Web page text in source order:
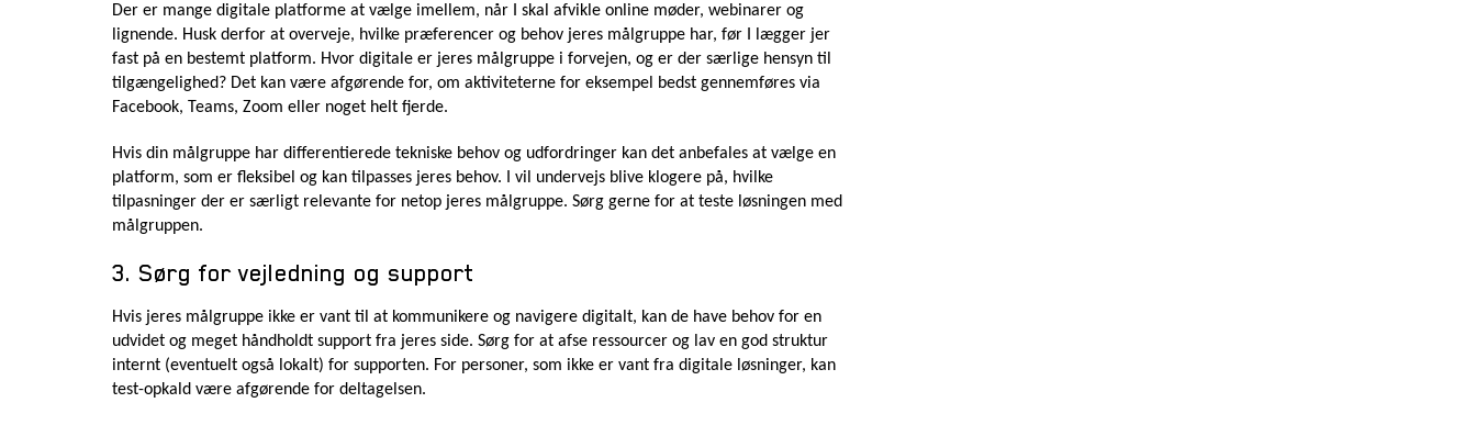
Der er mange digitale platforme at vælge imellem, når I skal afvikle online møder, webinarer og
lignende. Husk derfor at overveje, hvilke præferencer og behov jeres målgruppe har, før I lægger jer
fast på en bestemt platform. Hvor digitale er jeres målgruppe i forvejen, og er der særlige hensyn til
tilgængelighed? Det kan være afgørende for, om aktiviteterne for eksempel bedst gennemføres via
Facebook, Teams, Zoom eller noget helt fjerde.
Hvis din målgruppe har differentierede tekniske behov og udfordringer kan det anbefales at vælge en
platform, som er fleksibel og kan tilpasses jeres behov. I vil undervejs blive klogere på, hvilke
tilpasninger der er særligt relevante for netop jeres målgruppe. Sørg gerne for at teste løsningen med
målgruppen.
3. Sørg for vejledning og support
Hvis jeres målgruppe ikke er vant til at kommunikere og navigere digitalt, kan de have behov for en
udvidet og meget håndholdt support fra jeres side. Sørg for at afse ressourcer og lav en god struktur
internt (eventuelt også lokalt) for supporten. For personer, som ikke er vant fra digitale løsninger, kan
test-opkald være afgørende for deltagelsen.